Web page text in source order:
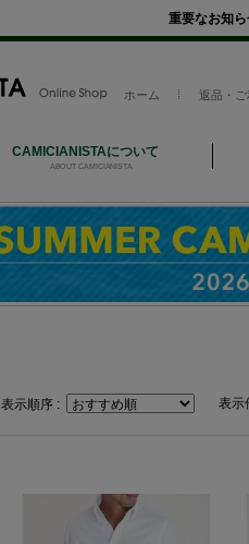
重要なお知
ホーム 返品・
CAMICIANISTAについて
ABOUT CAMICIANISTA
表示順序 : 表示